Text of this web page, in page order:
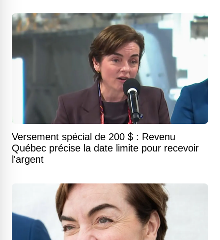
Versement spécial de 200 $ : Revenu
Québec précise la date limite pour recevoir
l'argent